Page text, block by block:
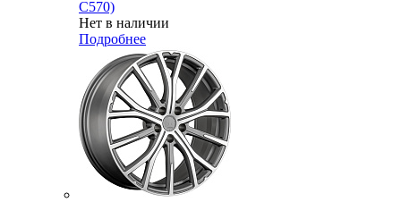
C570)
Нет в наличии
Подробнее